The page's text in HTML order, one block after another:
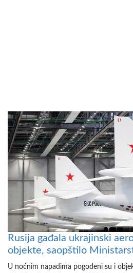
Rusija gađala ukrajinski
objekte, saopštilo
U noćnim napadima pogođeni su i